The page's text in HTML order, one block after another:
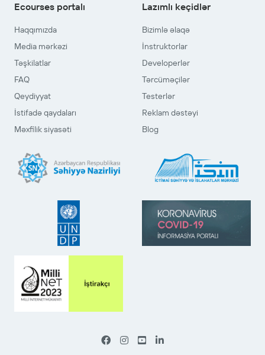
Ecourses portalı
Haqqımızda
Media mərkəzi
Təşkilatlar
FAQ
Qeydiyyat
İstifadə qaydaları
Məxfilik siyasəti
Lazımlı keçidlər
Bizimlə əlaqə
İnstruktorlar
Developerlər
Tərcüməçilər
Testerlər
Reklam dəstəyi
Blog